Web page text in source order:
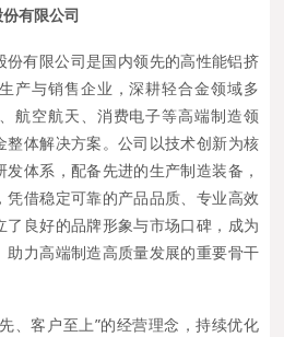
有限公司
份有限公司是国内领先的高性能铝挤
产与销售企业，深耕轻合金领域多
航空航天、消费电子等高端制造领
整体解决方案。公司以技术创新为核
体系，配备先进的生产制造装备，
借稳定可靠的产品品质、专业高效
了良好的品牌形象与市场口碑，成为
助力高端制造高质量发展的重要骨干
、客户至上”的经营理念，持续优化